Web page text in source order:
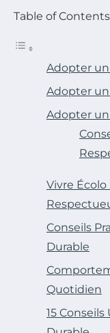
Table of Contents
Adopter
Adopter un
Adopter un
Vivre
Conseils
Durable
Quotidien
15